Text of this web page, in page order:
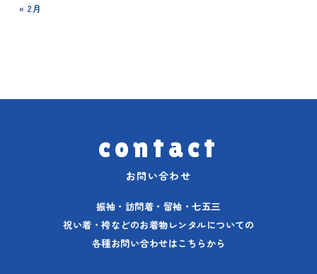
« 2月
contact
お問い合わせ
振袖・訪問着・留袖・七五三
祝い着・袴などのお着物レンタルについての
各種お問い合わせはこちらから